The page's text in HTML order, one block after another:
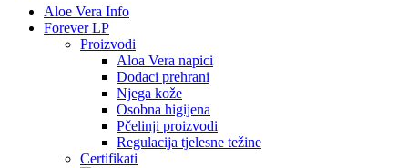
Aloe Vera Info
Forever LP
Proizvodi
Aloa Vera napici
Dodaci prehrani
Njega kože
Osobna higijena
Pčelinji proizvodi
Regulacija tjelesne težine
Certifikati